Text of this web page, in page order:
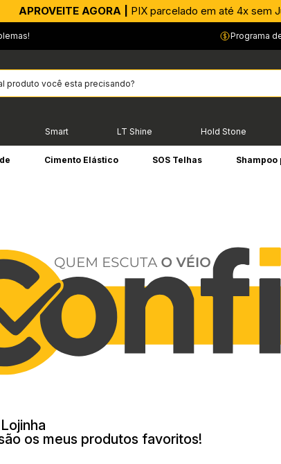
APROVEITE AGORA | PIX parcelado em até 4x sem
Programa
Smart LT Shine Hold Stone
Cimento Elástico SOS Telhas Shampoo
os meus produtos favoritos!